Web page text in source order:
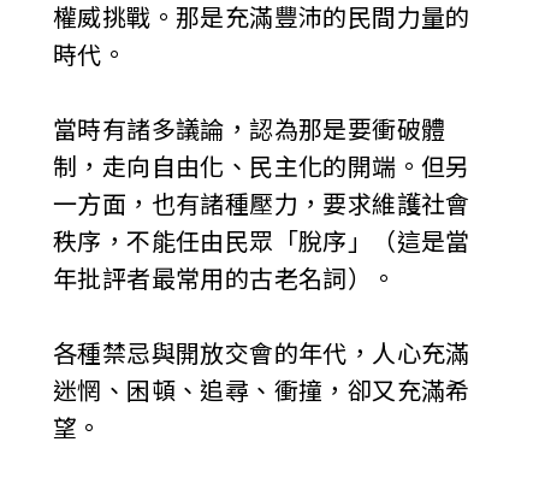
權威挑戰。那是充滿豐沛的民間力量的
時代。
當時有諸多議論，認為那是要衝破體
制，走向自由化、民主化的開端。但另
一方面，也有諸種壓力，要求維護社會
秩序，不能任由民眾「脫序」（這是當
年批評者最常用的古老名詞）。
各種禁忌與開放交會的年代，人心充滿
迷惘、困頓、追尋、衝撞，卻又充滿希
望。